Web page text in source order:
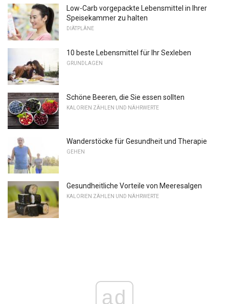
Low-Carb vorgepackte Lebensmittel in Ihrer
Speisekammer zu halten
DIÄTPLÄNE
10 beste Lebensmittel für Ihr Sexleben
GRUNDLAGEN
Schöne Beeren, die Sie essen sollten
KALORIEN ZÄHLEN UND NÄHRWERTE
Wanderstöcke für Gesundheit und Therapie
GEHEN
Gesundheitliche Vorteile von Meeresalgen
KALORIEN ZÄHLEN UND NÄHRWERTE
ad